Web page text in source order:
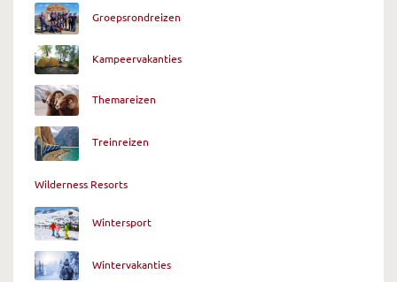
Groepsrondreizen
Kampeervakanties
Themareizen
Treinreizen
Wilderness Resorts
Wintersport
Wintervakanties